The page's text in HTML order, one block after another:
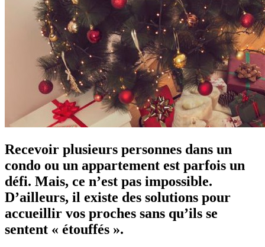
Recevoir plusieurs personnes dans un
condo ou un appartement est parfois un
défi. Mais, ce n’est pas impossible.
D’ailleurs, il existe des solutions pour
accueillir vos proches sans qu’ils se
sentent « étouffés ».